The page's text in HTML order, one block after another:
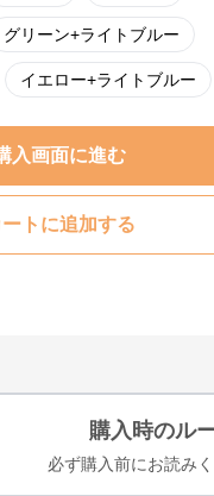
グリーン+ライトブルー
イエロー+ライトブルー
入画面に進む
ートに追加する
購入時のル
必ず購入前にお読みく